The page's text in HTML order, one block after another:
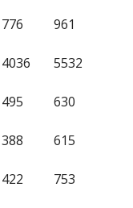
776 961
4036 5532
495 630
388 615
422 753